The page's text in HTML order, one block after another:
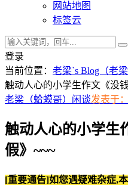
网站地图
标签云
登录
当前位置： 老梁`s Blog（老
触动人心的小学生作文《没
老梁（蛤蟆哥） 闲谈发表于：
触动人心的小学生
假》~~~
[重要通告]如您遇疑难杂症,